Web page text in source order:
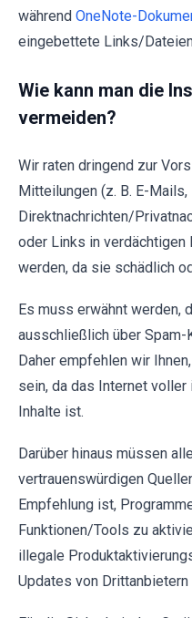
während OneNote-
eingebettete Links/
Wie kann man die
vermeiden?
Wir raten dringend zur
Mitteilungen (z. B. E-Mails,
Direktnachrichten/
oder Links in
werden, da sie schädlich
Es muss erwähnt werden,
ausschließlich über Spam-
Daher empfehlen wir
sein, da das Internet
Inhalte ist.
Darüber hinaus müssen
vertrauenswürdigen
Empfehlung ist,
Funktionen/Tools zu
illegale
Updates von